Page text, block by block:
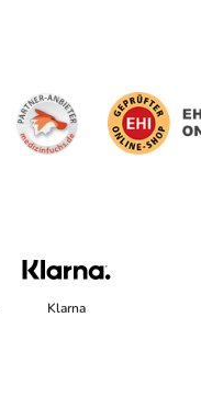
Klarna